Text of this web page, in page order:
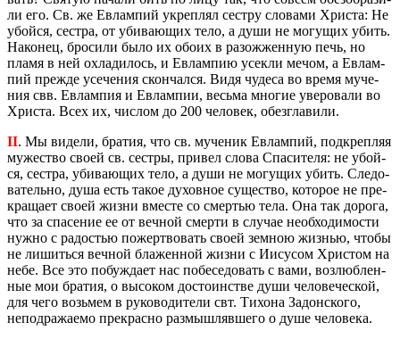
ли его. Св. же Евлам­пий укреп­лял сест­ру сло­ва­ми Хри­ста: Не
убой­ся, сест­ра, от уби­ва­ю­щих тело, а души не мо­гу­щих убить.
На­ко­нец, бро­си­ли было их обоих в разо­жжен­ную печь, но
пламя в ней охла­ди­лось, и Евлам­пию усек­ли мечом, а Евлам­
пий пре­жде усе­че­ния скон­чал­ся. Видя чу­де­са во время му­че­
ния свв. Евлам­пия и Евлам­пии, весь­ма мно­гие уве­ро­ва­ли во
Хри­ста. Всех их, чис­лом до 200 че­ло­век, обез­гла­ви­ли.
II. Мы ви­де­ли, бра­тия, что св. му­че­ник Евлам­пий, под­креп­ляя
му­же­ство своей св. сест­ры, при­вел слова Спа­си­те­ля: не убой­
ся, сест­ра, уби­ва­ю­щих тело, а души не мо­гу­щих убить. Сле­до­
ва­тель­но, душа есть такое ду­хов­ное су­ще­ство, ко­то­рое не пре­
кра­ща­ет своей жизни вме­сте со смер­тью тела. Она так до­ро­га,
что за спа­се­ние ее от веч­ной смер­ти в слу­чае необ­хо­ди­мо­сти
нужно с ра­до­стью по­жерт­во­вать своей зем­ною жиз­нью, чтобы
не ли­шить­ся веч­ной бла­жен­ной жизни с Иису­сом Хри­стом на
небе. Все это по­буж­да­ет нас по­бе­се­до­вать с вами, воз­люб­лен­
ные мои бра­тия, о вы­со­ком до­сто­ин­стве души че­ло­ве­че­ской,
для чего возь­мем в ру­ко­во­ди­те­ли свт. Ти­хо­на За­дон­ско­го,
непод­ра­жа­е­мо пре­крас­но раз­мыш­ляв­ше­го о душе че­ло­ве­ка.